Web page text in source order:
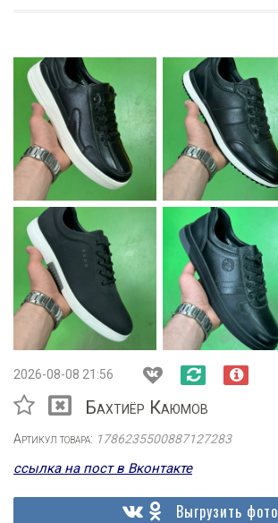
2026-08-08 21:56
Бахтиёр Каюмов
Артикул товара: 1786235500887127283
ссылка на пост в Вконтакте
Выгрузить фото